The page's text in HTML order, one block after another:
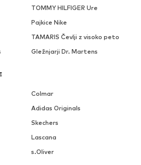
TOMMY HILFIGER Ure
Pajkice Nike
TAMARIS Čevlji z visoko peto
Gležnjarji Dr. Martens
Colmar
Adidas Originals
Skechers
Lascana
s.Oliver